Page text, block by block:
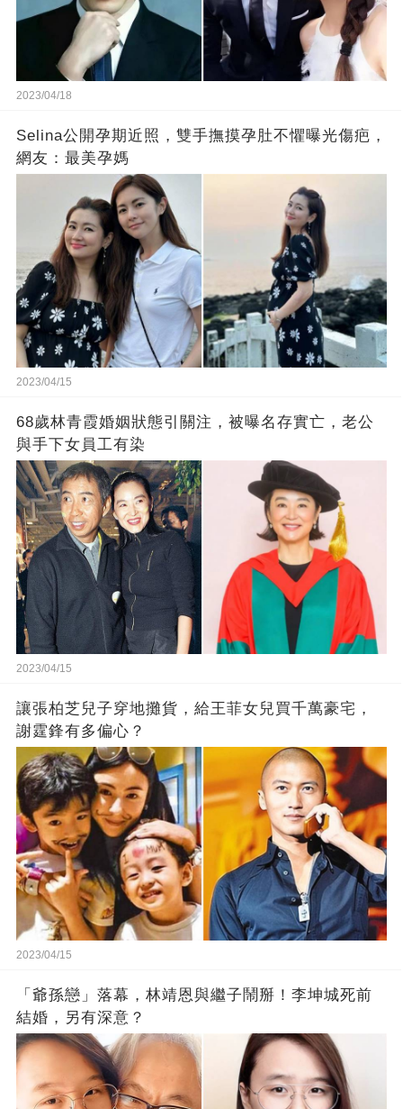
2023/04/18
Selina公開孕期近照，雙手撫摸孕肚不懼曝光傷疤，
網友：最美孕媽
2023/04/15
68歲林青霞婚姻狀態引關注，被曝名存實亡，老公
與手下女員工有染
2023/04/15
讓張柏芝兒子穿地攤貨，給王菲女兒買千萬豪宅，
謝霆鋒有多偏心？
2023/04/15
「爺孫戀」落幕，林靖恩與繼子鬧掰！李坤城死前
結婚，另有深意？